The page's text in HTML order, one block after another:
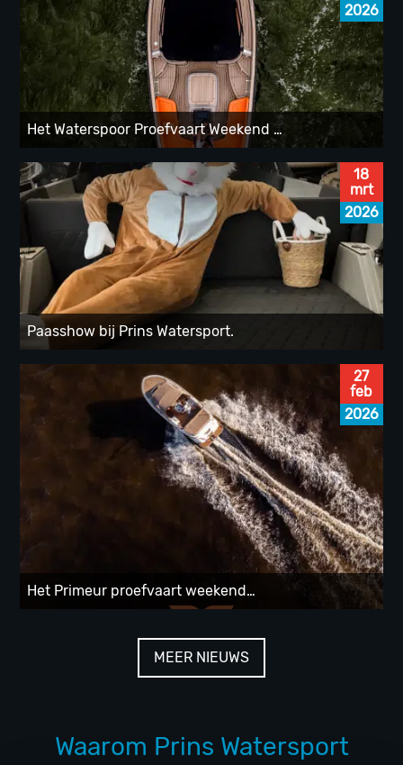
2026
Het Waterspoor Proefvaart Weekend …
18
mrt
2026
Paasshow bij Prins Watersport.
27
feb
2026
Het Primeur proefvaart weekend…
MEER NIEUWS
Waarom Prins Watersport